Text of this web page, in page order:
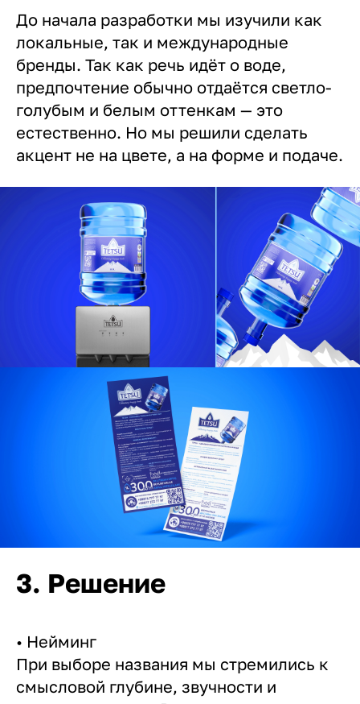
До начала разработки мы изучили как
локальные, так и международные
бренды. Так как речь идёт о воде,
предпочтение обычно отдаётся светло-
голубым и белым оттенкам — это
естественно. Но мы решили сделать
акцент не на цвете, а на форме и подаче.
3. Решение
• Нейминг
При выборе названия мы стремились к
смысловой глубине, звучности и